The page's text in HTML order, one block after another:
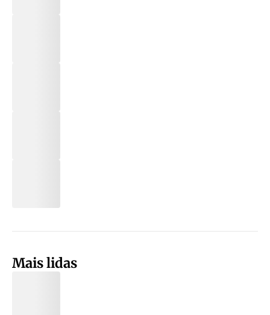
Mais lidas